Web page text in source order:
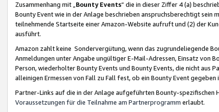
Zusammenhang mit „ Bounty Events“ die in dieser Ziffer 4 (a)
Bounty Event wie in der Anlage beschrieben anspruchsberechtigt sein
teilnehmende Startseite einer Amazon-Website aufruft und (2) der
ausführt.
Amazon zahlt keine Sondervergütung, wenn das zugrundeliegende
Anmeldungen unter Angabe ungültiger E-Mail-Adressen, Einsatz von
Person, wiederholter Bounty Events und Bounty Events, die nicht
alleinigen Ermessen von Fall zu Fall fest, ob ein Bounty Event
Partner-Links auf die in der Anlage aufgeführten Bounty-spezifischen
Voraussetzungen für die Teilnahme am Partnerprogramm erlaubt.